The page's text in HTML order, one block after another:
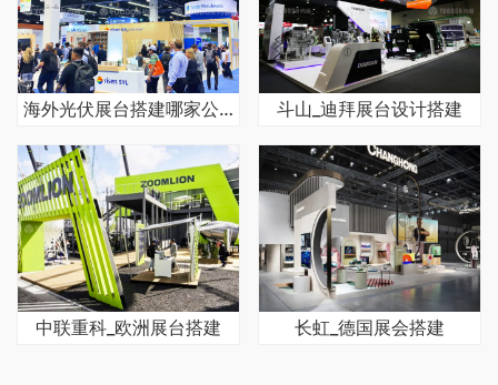
海外光伏展台搭建哪家公司经验丰富 斗山_迪拜展台设计搭建
中联重科_欧洲展台搭建 长虹_德国展会搭建